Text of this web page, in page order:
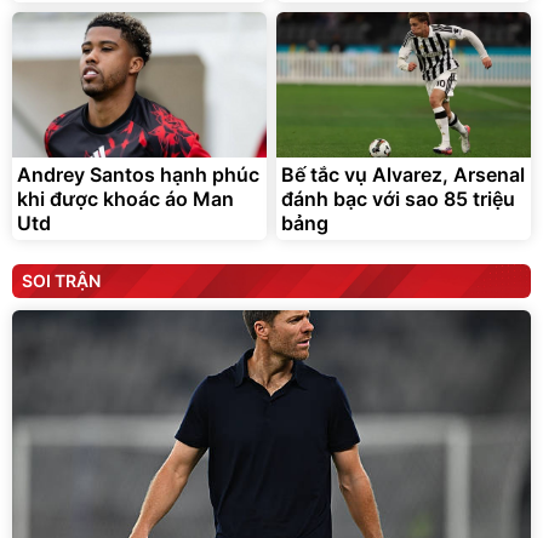
Andrey Santos hạnh phúc
khi được khoác áo Man
Utd
Bế tắc vụ Alvarez, Arsenal
đánh bạc với sao 85 triệu
bảng
SOI TRẬN